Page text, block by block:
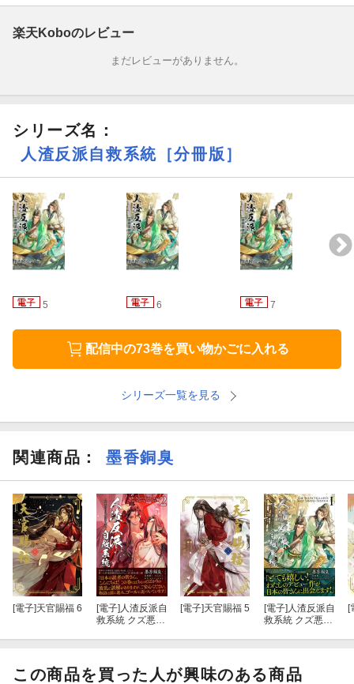
るが、なぜか巨大ハーレムを築くはずだった洛氷河にやたらと懐
楽天Koboのレビュー
まだレビューがありません。
シリーズ名：
人渣反派自救系統［分冊版］
5 6 7
配信中の73巻を買い物かごに入れる
シリーズ一覧を見る
関連商品 ： 墨香銅臭
[電子]天官賜福 6 [電子] 人渣反派自
救系統 クズ悪役
[電子]天官賜福 5 [電子] 人渣反派自
救系統 クズ悪役
[
この商品を買った人が興味のある商品